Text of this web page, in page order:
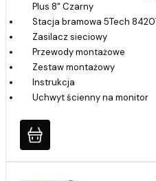
Plus 8" Czarny
Stacja bramowa 5Tech
Zasilacz sieciowy
Przewody montażowe
Zestaw montażowy
Instrukcja
Uchwyt ścienny na monitor